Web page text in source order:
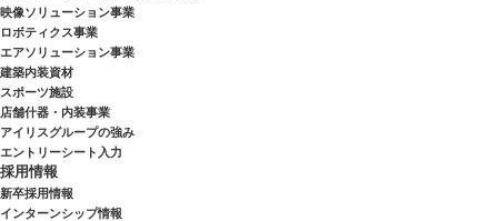
映像ソリューション事業
ロボティクス事業
エアソリューション事業
建築内装資材
スポーツ施設
店舗什器・内装事業
アイリスグループの強み
エントリーシート入力
採用情報
新卒採用情報
インターンシップ情報